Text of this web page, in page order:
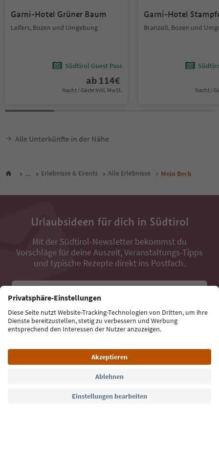
Garni-Hotel Grüner Baum
Leifers, Bozen und Umgebung
Südtirol Guest Pass
ab 114€
Nacht / Gäste Inkl. MwSt.
Garni-Hotel
Branzoll, Bozen und
Nacht /
Alle Unterkünfte in der Nähe
... Erlebnisse & Events Alle Erlebnisse Mein Beck
Urlaubsideen für dich in Südtirol
Mit der Südtirol-Newsletter bekommst du
Vorschläge für deine Auszeit, Veranstaltungs-Tipps
und typische Rezepte direkt ins Postfach.
Jetzt anmelden